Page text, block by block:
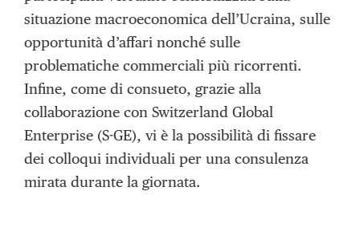
situazione macroeconomica dell’Ucraina, sulle
opportunità d’affari nonché sulle
problematiche commerciali più ricorrenti.
Infine, come di consueto, grazie alla
collaborazione con Switzerland Global
Enterprise (S-GE), vi è la possibilità di fissare
dei colloqui individuali per una consulenza
mirata durante la giornata.